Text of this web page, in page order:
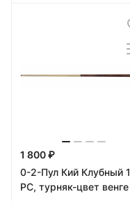
1 800 ₽
0-2-Пул Кий Клубный 1
РС, турняк-цвет венге